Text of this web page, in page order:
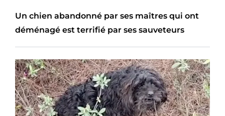
Un chien abandonné par ses maîtres qui ont
déménagé est terrifié par ses sauveteurs